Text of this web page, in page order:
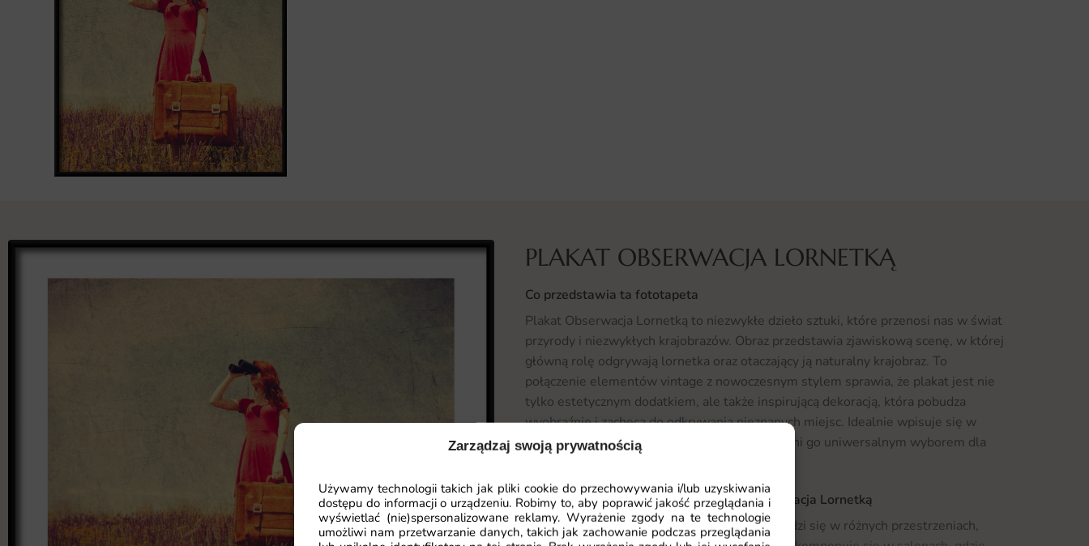
Zarządzaj swoją prywatnością
Używamy technologii takich jak pliki cookie do przechowywania i/lub uzyskiwania
dostępu do informacji o urządzeniu. Robimy to, aby poprawić jakość przeglądania i
wyświetlać (nie)spersonalizowane reklamy. Wyrażenie zgody na te technologie
umożliwi nam przetwarzanie danych, takich jak zachowanie podczas przeglądania
PLAKAT OBSERWACJA LORNETKĄ
Co przedstawia ta fototapeta
Plakat Obserwacja Lornetką to niezwykłe dzieło sztuki, które przenosi nas w świat
przyrody i niezwykłych krajobrazów. Obraz przedstawia zjawiskową scenę, w której
główną rolę odgrywają lornetka oraz otaczający ją naturalny krajobraz. To
połączenie elementów vintage z nowoczesnym stylem sprawia, że plakat jest nie
tylko estetycznym dodatkiem, ale także inspirującą dekoracją, która pobudza
wyobraźnię i zachęca do odkrywania nieznanych miejsc. Idealnie wpisuje się w
tematykę natury, botaniki i krajobrazów, co czyni go uniwersalnym wyborem dla
Gdzie sprawdzi się fototapeta Plakat Obserwacja Lornetką
Plakat Obserwacja Lornetką doskonale sprawdzi się w różnych przestrzeniach,